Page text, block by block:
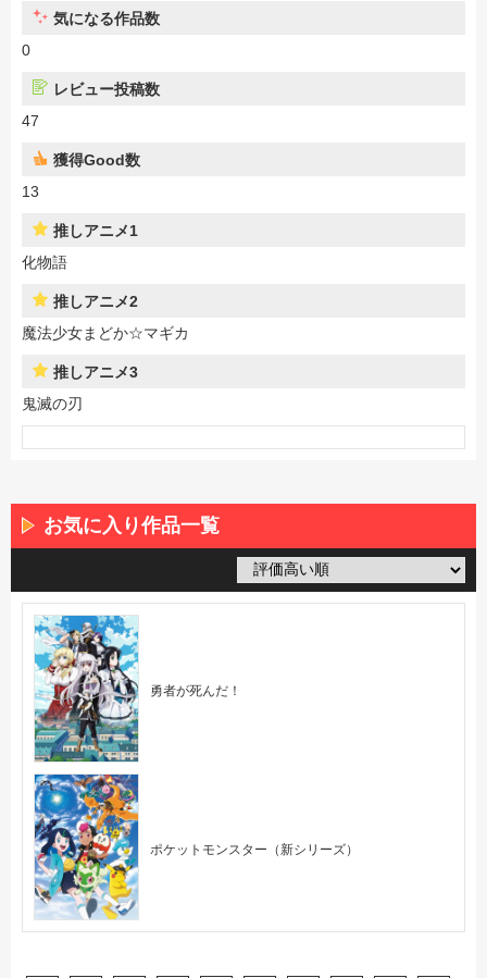
気になる作品数
0
レビュー投稿数
47
獲得Good数
13
推しアニメ1
化物語
推しアニメ2
魔法少女まどか☆マギカ
推しアニメ3
鬼滅の刃
お気に入り作品一覧
勇者が死んだ！
ポケットモンスター（新シリーズ）